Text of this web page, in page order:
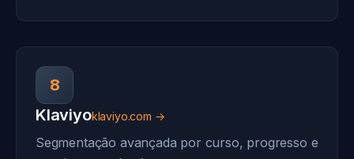
8
Klaviyoklaviyo.com →
Segmentação avançada por curso, progresso e